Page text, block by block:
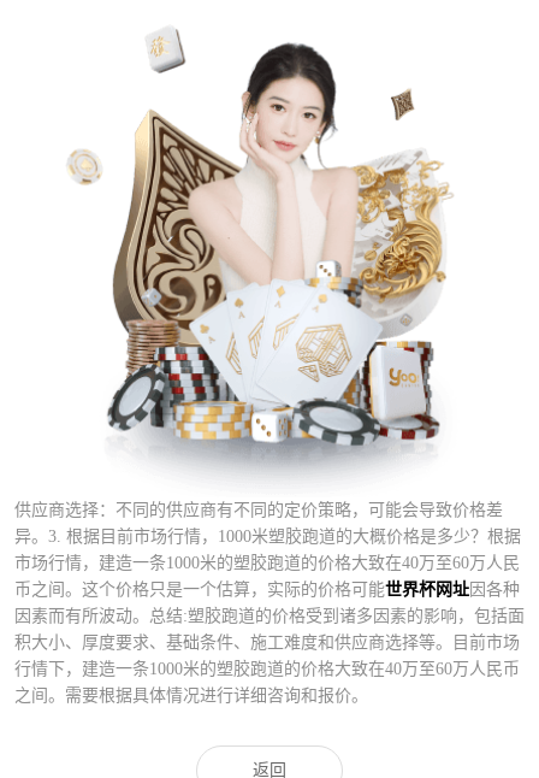
供应商选择：不同的供应商有不同的定价策略，可能会导致价格差
异。3. 根据目前市场行情，1000米塑胶跑道的大概价格是多少？根据
市场行情，建造一条1000米的塑胶跑道的价格大致在40万至60万人民
币之间。这个价格只是一个估算，实际的价格可能世界杯网址 因各种
因素而有所波动。总结:塑胶跑道的价格受到诸多因素的影响，包括面
积大小、厚度要求、基础条件、施工难度和供应商选择等。目前市场
行情下，建造一条1000米的塑胶跑道的价格大致在40万至60万人民币
之间。需要根据具体情况进行详细咨询和报价。
返回